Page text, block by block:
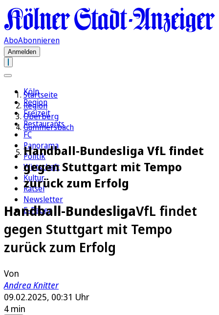
AboAbonnieren
Anmelden
Köln
Region
Freizeit
Restaurants
FC
Panorama
Politik
Wirtschaft
Kultur
Rätsel
Newsletter
E-Paper
Startseite
Region
Oberberg
Gummersbach
Handball-Bundesliga VfL findet
gegen Stuttgart mit Tempo
zurück zum Erfolg
Handball-BundesligaVfL findet
gegen Stuttgart mit Tempo
zurück zum Erfolg
Von
Andrea Knitter
09.02.2025, 00:31 Uhr
4 min